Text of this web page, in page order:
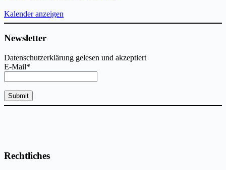
Kalender anzeigen
Newsletter
Datenschutzerklärung gelesen und akzeptiert
E-Mail*
Rechtliches